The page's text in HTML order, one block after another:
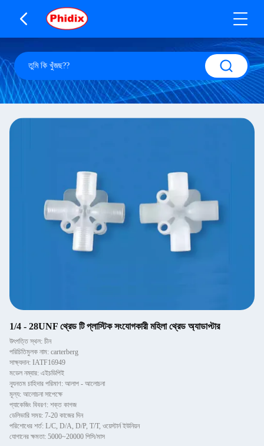
1/4 - 28UNF থ্রেড টি প্লাস্টিক সংযোগকারী মহিলা থ্রেড অ্যাডাপ্টার
উৎপত্তি স্থল: চীন
পরিচিতিমুলক নাম: carterberg
সাক্ষ্যদান: IATF16949
মডেল নম্বার: এইচডিপিই
ন্যূনতম চাহিদার পরিমাণ: আলাপ - আলোচনা
মূল্য: আলোচনা সাপেক্ষে
প্যাকেজিং বিবরণ: শক্ত কাগজ
ডেলিভারি সময়: 7-20 কাজের দিন
পরিশোধের শর্ত: L/C, D/A, D/P, T/T, ওয়েস্টার্ন ইউনিয়ন
যোগানের ক্ষমতা: 5000~20000 পিসি/মাস